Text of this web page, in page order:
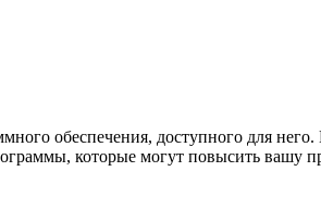
обеспечения, доступного для
которые могут повысить вашу